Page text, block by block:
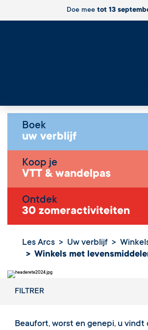
Doe mee tot 13
Boek
uw verblijf
Koop je
VTT & wandelpas
Ontdek
30 zomeractiviteiten
Les Arcs Uw verblijf
Winkels met
FILTRER
Beaufort, worst en genepi, u vindt